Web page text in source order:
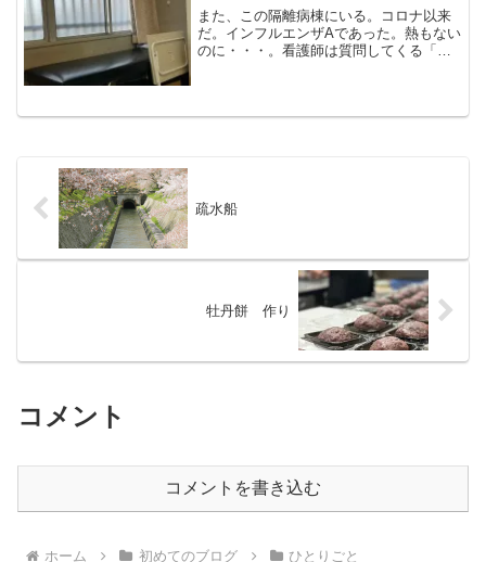
また、この隔離病棟にいる。コロナ以来
だ。インフルエンザAであった。熱もない
のに・・・。看護師は質問してくる「予
のですからもう大丈夫で...
疏水船
牡丹餅 作り
コメント
コメントを書き込む
ホーム 初めてのブログ ひとりごと